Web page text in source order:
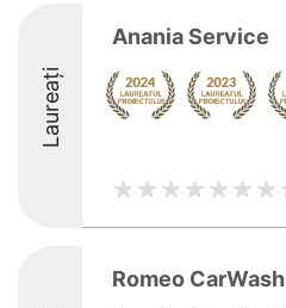
Laureați
Anania Service
Romeo CarWash